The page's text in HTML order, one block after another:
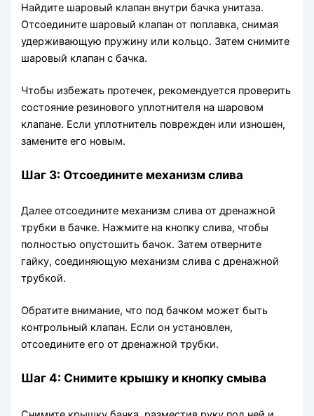
Найдите шаровый клапан внутри бачка унитаза.
Отсоедините шаровый клапан от поплавка, снимая
удерживающую пружину или кольцо. Затем снимите
шаровый клапан с бачка.
Чтобы избежать протечек, рекомендуется проверить
состояние резинового уплотнителя на шаровом
клапане. Если уплотнитель поврежден или изношен,
замените его новым.
Шаг 3: Отсоедините механизм слива
Далее отсоедините механизм слива от дренажной
трубки в бачке. Нажмите на кнопку слива, чтобы
полностью опустошить бачок. Затем отверните
гайку, соединяющую механизм слива с дренажной
трубкой.
Обратите внимание, что под бачком может быть
контрольный клапан. Если он установлен,
отсоедините его от дренажной трубки.
Шаг 4: Снимите крышку и кнопку смыва